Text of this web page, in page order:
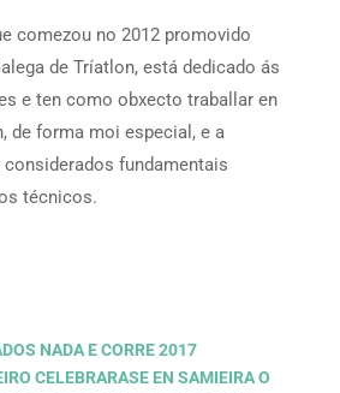
comezou no 2012 promovido
de Tríatlon, está dedicado ás
e ten como obxecto traballar en
de forma moi especial, e a
fundamentais
técnicos.
NADA E CORRE 2017
CELEBRARASE EN SAMIEIRA O